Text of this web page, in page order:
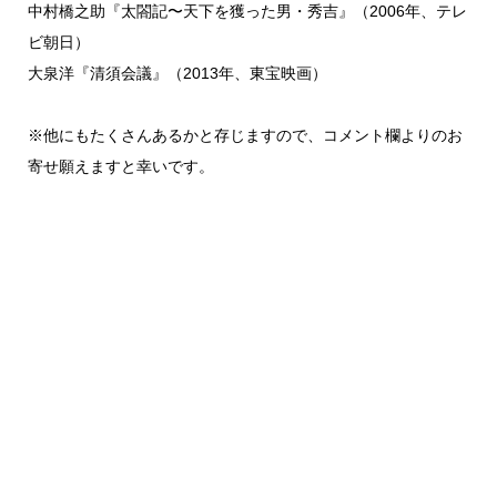
中村橋之助『太閤記〜天下を獲った男・秀吉』（2006年、テレ
ビ朝日）
大泉洋『清須会議』（2013年、東宝映画）
※他にもたくさんあるかと存じますので、コメント欄よりのお
寄せ願えますと幸いです。